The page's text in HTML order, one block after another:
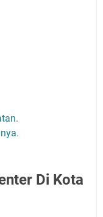
Di Kota